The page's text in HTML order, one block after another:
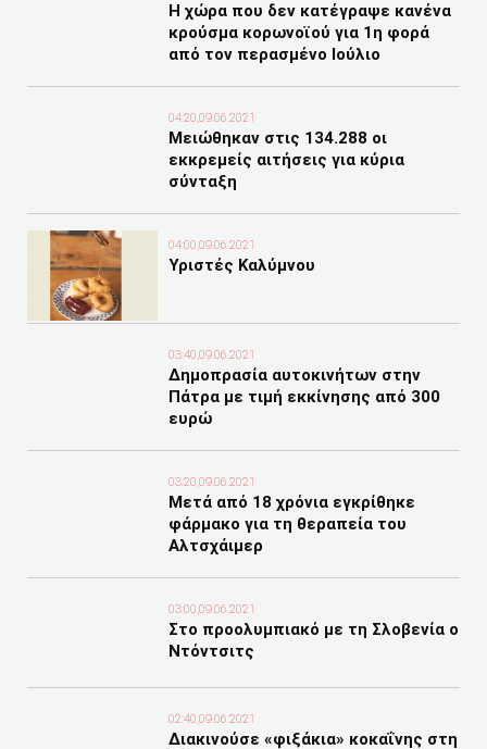
Η χώρα που δεν κατέγραψε κανένα
κρούσμα κορωνοϊού για 1η φορά
από τον περασμένο Ιούλιο
04:20,09.06.2021
Μειώθηκαν στις 134.288 οι
εκκρεμείς αιτήσεις για κύρια
σύνταξη
04:00,09.06.2021
Υριστές Καλύμνου
03:40,09.06.2021
Δημοπρασία αυτοκινήτων στην
Πάτρα με τιμή εκκίνησης από 300
ευρώ
03:20,09.06.2021
Μετά από 18 χρόνια εγκρίθηκε
φάρμακο για τη θεραπεία του
Αλτσχάιμερ
03:00,09.06.2021
Στο προολυμπιακό με τη Σλοβενία ο
Ντόντσιτς
02:40,09.06.2021
Διακινούσε «φιξάκια» κοκαΐνης στη